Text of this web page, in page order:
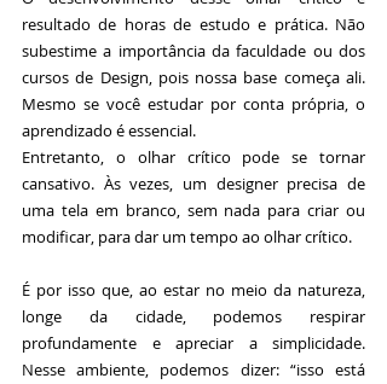
resultado de horas de estudo e prática. Não
subestime a importância da faculdade ou dos
cursos de Design, pois nossa base começa ali.
Mesmo se você estudar por conta própria, o
aprendizado é essencial.
Entretanto, o olhar crítico pode se tornar
cansativo. Às vezes, um designer precisa de
uma tela em branco, sem nada para criar ou
modificar, para dar um tempo ao olhar crítico.
É por isso que, ao estar no meio da natureza,
longe da cidade, podemos respirar
profundamente e apreciar a simplicidade.
Nesse ambiente, podemos dizer: “isso está